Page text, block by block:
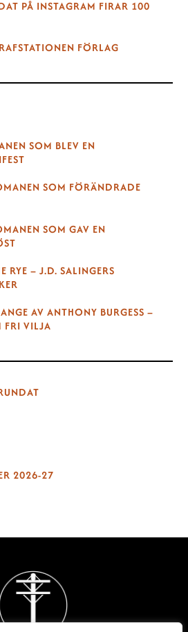
PÅ INSTAGRAM FIRAR 100
FÖRLAG
SOM BLEV EN
SOM FÖRÄNDRADE
SOM GAV EN
RYE – J.D. SALINGERS
AV ANTHONY BURGESS –
FRI VILJA
2026-27
Back
To